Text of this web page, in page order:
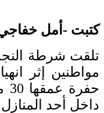
كتبت -أمل
تلقت شرطة
مواطنين إثر
داخل أحد